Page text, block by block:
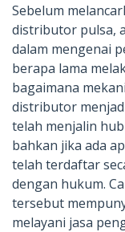
Sebelum
distributor pulsa,
dalam mengenai
berapa lama
bagaimana
distributor
telah menjalin
bahkan jika ada
telah terdaftar
dengan hukum.
tersebut
melayani jasa